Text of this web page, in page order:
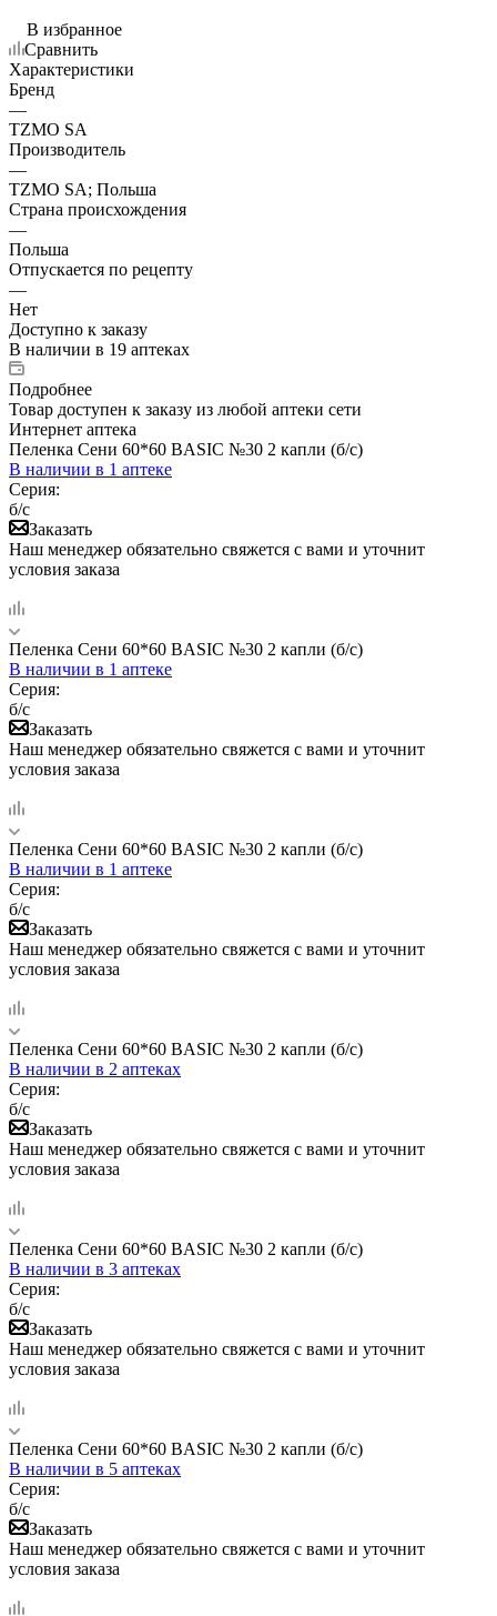
В избранное
Сравнить
Характеристики
Бренд
—
TZMO SA
Производитель
—
TZMO SA; Польша
Страна происхождения
—
Польша
Отпускается по рецепту
—
Нет
Доступно к заказу
В наличии в 19 аптеках
Подробнее
Товар доступен к заказу из любой аптеки сети
Интернет аптека
Пеленка Сени 60*60 BASIC №30 2 капли (б/с)
В наличии в 1 аптеке
Серия:
б/с
Заказать
Наш менеджер обязательно свяжется с вами и уточнит
условия заказа
Пеленка Сени 60*60 BASIC №30 2 капли (б/с)
В наличии в 1 аптеке
Серия:
б/с
Заказать
Наш менеджер обязательно свяжется с вами и уточнит
условия заказа
Пеленка Сени 60*60 BASIC №30 2 капли (б/с)
В наличии в 1 аптеке
Серия:
б/с
Заказать
Наш менеджер обязательно свяжется с вами и уточнит
условия заказа
Пеленка Сени 60*60 BASIC №30 2 капли (б/с)
В наличии в 2 аптеках
Серия:
б/с
Заказать
Наш менеджер обязательно свяжется с вами и уточнит
условия заказа
Пеленка Сени 60*60 BASIC №30 2 капли (б/с)
В наличии в 3 аптеках
Серия:
б/с
Заказать
Наш менеджер обязательно свяжется с вами и уточнит
условия заказа
Пеленка Сени 60*60 BASIC №30 2 капли (б/с)
В наличии в 5 аптеках
Серия:
б/с
Заказать
Наш менеджер обязательно свяжется с вами и уточнит
условия заказа